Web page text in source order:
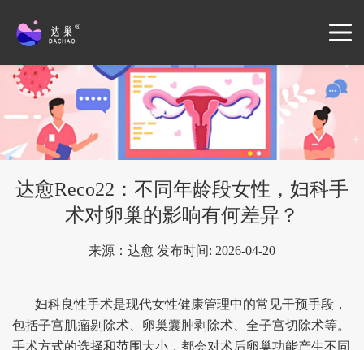
达愈Reco22：不同年龄段女性，妇科手
术对卵巢的影响有何差异？
来源：达愈 发布时间: 2026-04-20
妇科良性手术是现代女性健康管理中的常见干预手段，
包括子宫肌瘤剔除术、卵巢囊肿剥除术、全子宫切除术等。
手术方式的选择和范围大小，都会对术后卵巢功能产生不同